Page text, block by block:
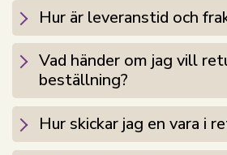
språng.
Överväg också att titta i vår
Hur är leveranstid och
Vad händer om jag vill
beställning?
Hur skickar jag en vara i